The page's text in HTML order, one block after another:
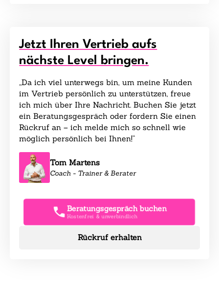
Jetzt Ihren Vertrieb aufs
nächste Level bringen.
„Da ich viel unterwegs bin, um meine Kunden
im Vertrieb persönlich zu unterstützen, freue
ich mich über Ihre Nachricht. Buchen Sie jetzt
ein Beratungsgespräch oder fordern Sie einen
Rückruf an – ich melde mich so schnell wie
möglich persönlich bei Ihnen!“
Tom Martens
Coach - Trainer & Berater
Beratungsgespräch buchen
Kostenfrei & unverbindlich
Rückruf erhalten